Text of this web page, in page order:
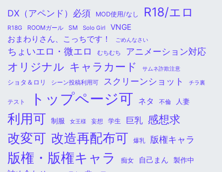
DX（アペンド）必須 MOD使用/なし R18/エロ
R18G ROOMガール SM Solo Girl VNGE
おまわりさん、こっちです！ ごめんなさい
ちょいエロ・微エロ むちむち アニメーション対応
オリジナル キャラカード サムネ詐欺注意
ショタ＆ロリ シーン投稿利用可 スクリーンショット チラ裏
テスト トップページ可 ネタ 不倫 人妻
利用可 制服 女王様 妄想 学生 巨乳 感想求
改変可 改造再配布可 爆乳 版権キャラ
版権・版権キャラ 痴女 自己まん 製作中